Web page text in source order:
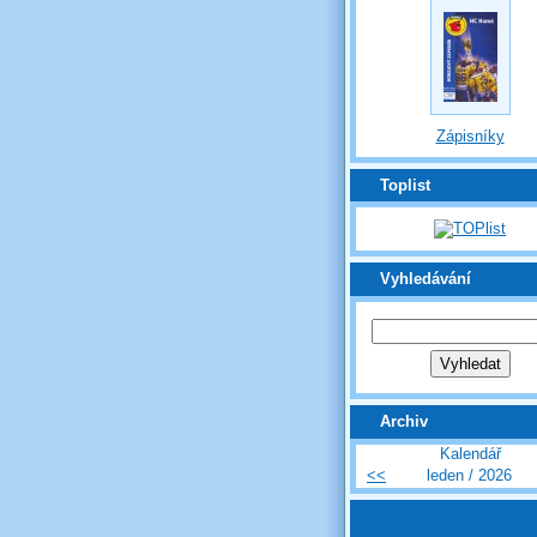
Zápisníky
Toplist
Vyhledávání
Archiv
Kalendář
<<
leden / 2026